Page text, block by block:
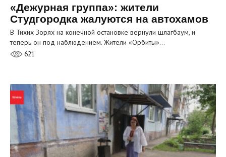
«Дежурная группа»: жители
Студгородка жалуются на автохамов
В Тихих Зорях на конечной остановке вернули шлагбаум, и
теперь он под наблюдением. Жители «Орбиты»…
621